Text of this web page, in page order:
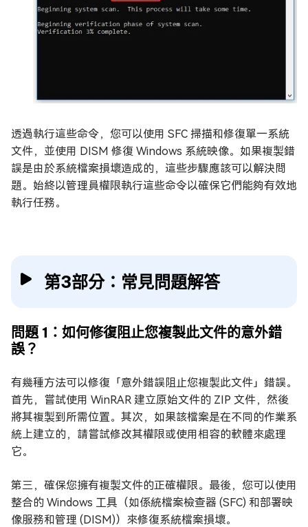
透過執行這些命令，您可以使用 SFC 掃描和修復單一系統
文件，並使用 DISM 修復 Windows 系統映像。如果複製錯
誤是由於系統檔案損壞造成的，這些步驟應該可以解決問
題。始終以管理員權限執行這些命令以確保它們能夠有效地
執行任務。
第3部分：常見問題解答
問題 1：如何修復阻止您複製此文件的意外錯
誤？
有幾種方法可以修復「意外錯誤阻止您複製此文件」錯誤。
首先，嘗試使用 WinRAR 建立原始文件的 ZIP 文件，然後
將其複製到所需位置。其次，如果該檔案是在不同的作業系
統上建立的，請嘗試修改其權限或使用相容的軟體來處理
它。
第三，確保您擁有複製文件的正確權限。最後，您可以使用
整合的 Windows 工具（如係統檔案檢查器 (SFC) 和部署映
像服務和管理 (DISM)）來修復系統檔案損壞。